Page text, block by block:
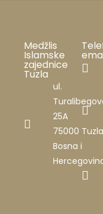
Medžlis
Islamske
zajednice
Tuzla
ul.
25A
75000 Tuzla
Bosna i